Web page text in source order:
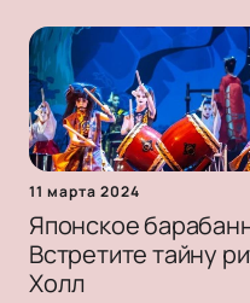
11 марта 2024
Японское
Встретите тайну
Холл